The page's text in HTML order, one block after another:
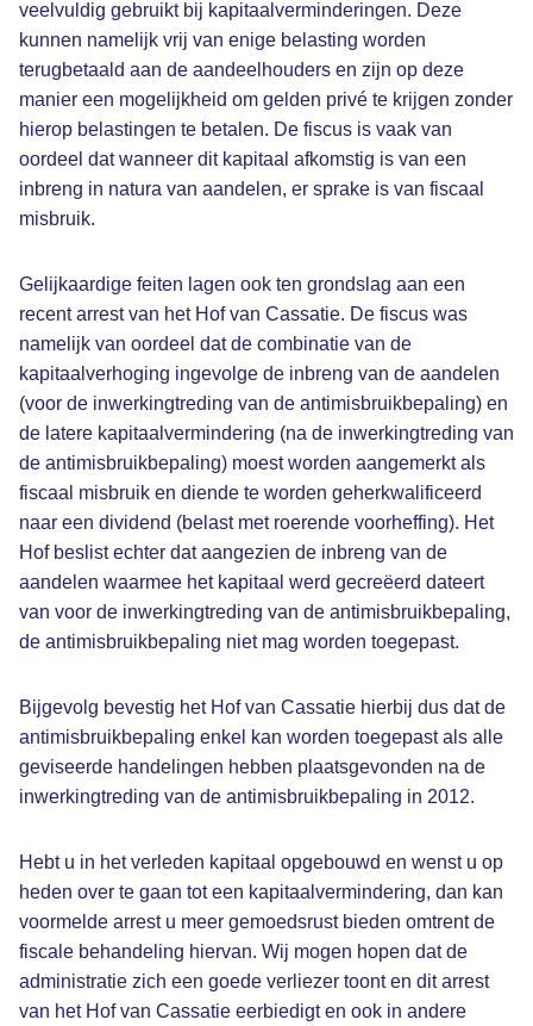
veelvuldig gebruikt bij kapitaalverminderingen. Deze
kunnen namelijk vrij van enige belasting worden
terugbetaald aan de aandeelhouders en zijn op deze
manier een mogelijkheid om gelden privé te krijgen zonder
hierop belastingen te betalen. De fiscus is vaak van
oordeel dat wanneer dit kapitaal afkomstig is van een
inbreng in natura van aandelen, er sprake is van fiscaal
misbruik.
Gelijkaardige feiten lagen ook ten grondslag aan een
recent arrest van het Hof van Cassatie. De fiscus was
namelijk van oordeel dat de combinatie van de
kapitaalverhoging ingevolge de inbreng van de aandelen
(voor de inwerkingtreding van de antimisbruikbepaling) en
de latere kapitaalvermindering (na de inwerkingtreding van
de antimisbruikbepaling) moest worden aangemerkt als
fiscaal misbruik en diende te worden geherkwalificeerd
naar een dividend (belast met roerende voorheffing). Het
Hof beslist echter dat aangezien de inbreng van de
aandelen waarmee het kapitaal werd gecreëerd dateert
van voor de inwerkingtreding van de antimisbruikbepaling,
de antimisbruikbepaling niet mag worden toegepast.
Bijgevolg bevestig het Hof van Cassatie hierbij dus dat de
antimisbruikbepaling enkel kan worden toegepast als alle
geviseerde handelingen hebben plaatsgevonden na de
inwerkingtreding van de antimisbruikbepaling in 2012.
Hebt u in het verleden kapitaal opgebouwd en wenst u op
heden over te gaan tot een kapitaalvermindering, dan kan
voormelde arrest u meer gemoedsrust bieden omtrent de
fiscale behandeling hiervan. Wij mogen hopen dat de
administratie zich een goede verliezer toont en dit arrest
van het Hof van Cassatie eerbiedigt en ook in andere